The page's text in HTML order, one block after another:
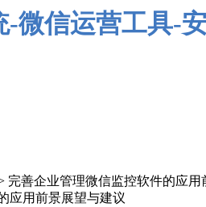
完善企业管理微信监控软件的应用
应用前景展望与建议